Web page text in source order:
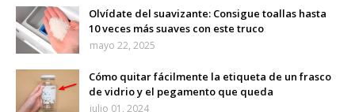
Olvídate del suavizante: Consigue toallas hasta
10 veces más suaves con este truco
mayo 22, 2025
Cómo quitar fácilmente la etiqueta de un frasco
de vidrio y el pegamento que queda
julio 01, 2024